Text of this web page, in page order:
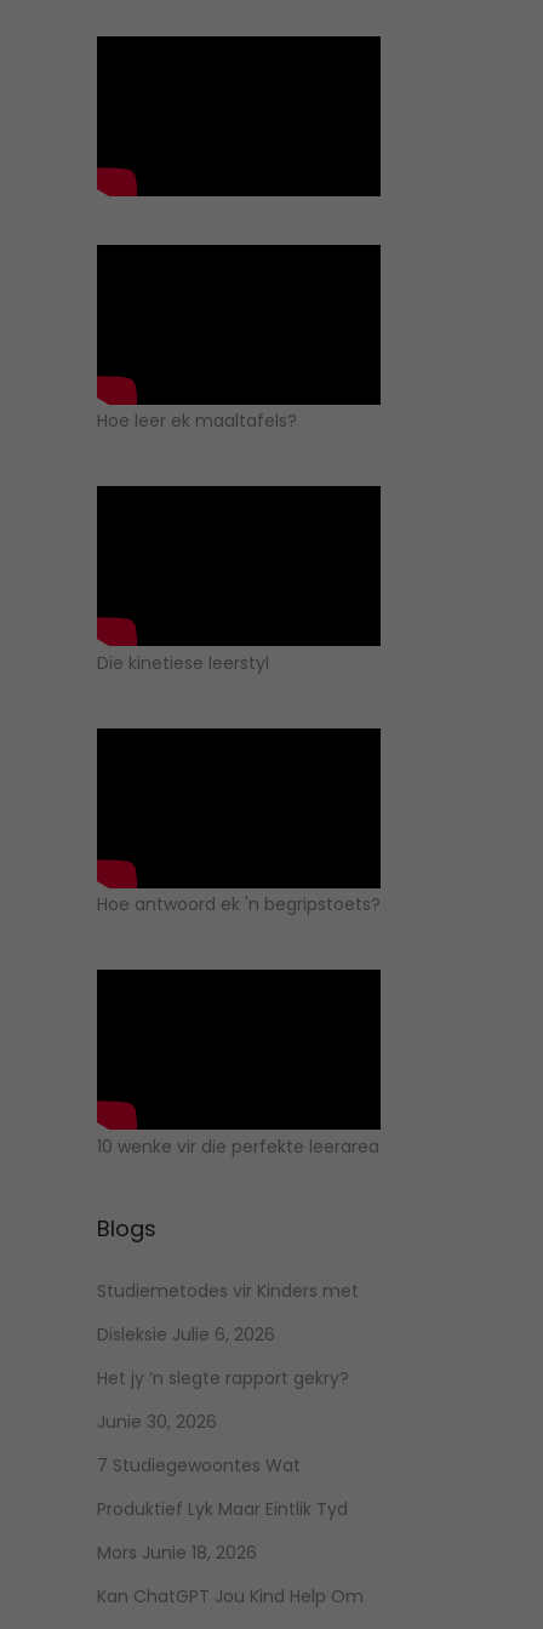
Hoe leer ek maaltafels?
Die kinetiese leerstyl
Hoe antwoord ek 'n begripstoets?
10 wenke vir die perfekte leerarea
Blogs
Studiemetodes vir Kinders met
Disleksie Julie 6, 2026
Het jy ‘n slegte rapport gekry?
Junie 30, 2026
7 Studiegewoontes Wat
Produktief Lyk Maar Eintlik Tyd
Mors Junie 18, 2026
Kan ChatGPT Jou Kind Help Om